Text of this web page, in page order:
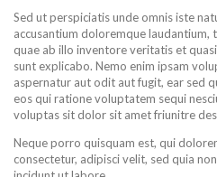
Sed ut perspiciatis unde omnis iste
accusantium doloremque laudantium,
quae ab illo inventore veritatis et
sunt explicabo. Nemo enim ipsam
aspernatur aut odit aut fugit, ear sed
eos qui ratione voluptatem sequi
voluptas sit dolor sit amet friunitre
Neque porro quisquam est, qui
consectetur, adipisci velit, sed quia